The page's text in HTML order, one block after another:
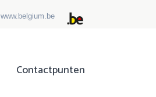
www.belgium.be
Contactpunten